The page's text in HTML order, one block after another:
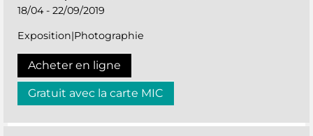
18/04 - 22/09/2019
Exposition|Photographie
Acheter en ligne
Gratuit avec la carte MIC